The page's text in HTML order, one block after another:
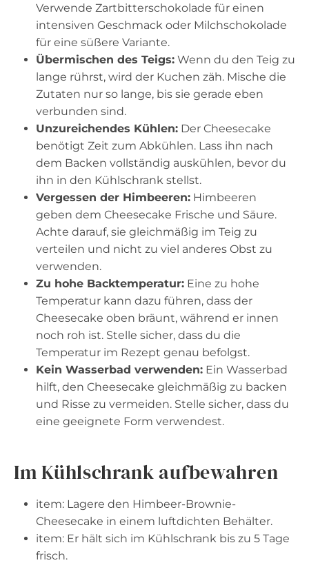
Verwende Zartbitterschokolade für einen
intensiven Geschmack oder Milchschokolade
für eine süßere Variante.
Übermischen des Teigs: Wenn du den Teig zu
lange rührst, wird der Kuchen zäh. Mische die
Zutaten nur so lange, bis sie gerade eben
verbunden sind.
Unzureichendes Kühlen: Der Cheesecake
benötigt Zeit zum Abkühlen. Lass ihn nach
dem Backen vollständig auskühlen, bevor du
ihn in den Kühlschrank stellst.
Vergessen der Himbeeren: Himbeeren
geben dem Cheesecake Frische und Säure.
Achte darauf, sie gleichmäßig im Teig zu
verteilen und nicht zu viel anderes Obst zu
verwenden.
Zu hohe Backtemperatur: Eine zu hohe
Temperatur kann dazu führen, dass der
Cheesecake oben bräunt, während er innen
noch roh ist. Stelle sicher, dass du die
Temperatur im Rezept genau befolgst.
Kein Wasserbad verwenden: Ein Wasserbad
hilft, den Cheesecake gleichmäßig zu backen
und Risse zu vermeiden. Stelle sicher, dass du
eine geeignete Form verwendest.
Im Kühlschrank aufbewahren
item: Lagere den Himbeer-Brownie-
Cheesecake in einem luftdichten Behälter.
item: Er hält sich im Kühlschrank bis zu 5 Tage
frisch.